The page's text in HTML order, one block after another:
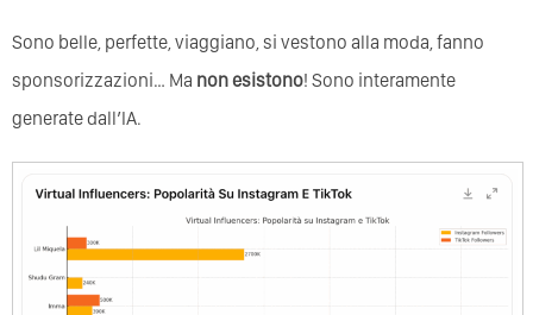
Sono belle, perfette, viaggiano, si vestono alla moda, fanno
sponsorizzazioni… Ma non esistono! Sono interamente
generate dall’IA.